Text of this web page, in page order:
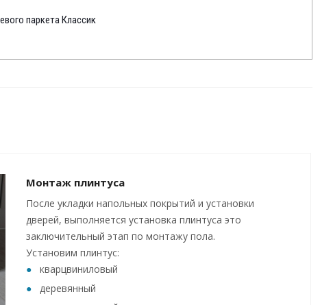
паркета Классик
Монтаж плинтуса
После укладки напольных покрытий и установки
дверей, выполняется установка плинтуса это
заключительный этап по монтажу пола.
Установим плинтус:
кварцвиниловый
деревянный